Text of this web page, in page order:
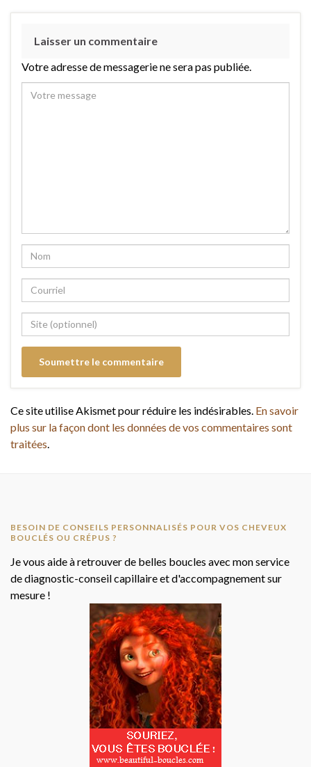
Laisser un commentaire
Votre adresse de messagerie ne sera pas publiée.
Ce site utilise Akismet pour réduire les indésirables. En savoir
plus sur la façon dont les données de vos commentaires sont
traitées
BESOIN DE CONSEILS PERSONNALISÉS POUR VOS CHEVEUX
BOUCLÉS OU CRÉPUS ?
Je vous aide à retrouver de belles boucles avec mon service
de diagnostic-conseil capillaire et d'accompagnement sur
mesure !